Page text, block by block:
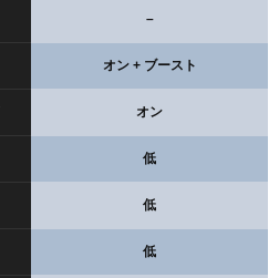
–
オン + ブースト
オン
低
低
低